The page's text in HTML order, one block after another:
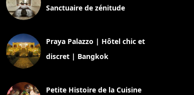
Sanctuaire de zénitude
Praya Palazzo | Hôtel chic et
discret | Bangkok
Petite Histoire de la Cuisine